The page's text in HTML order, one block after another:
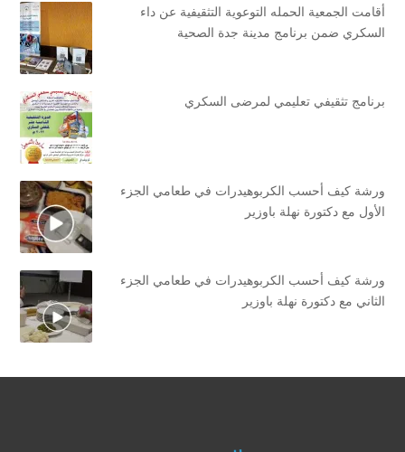
أقامت الجمعية الحمله التوعوية التثقيفية عن داء
السكري ضمن برنامج مدينة جدة الصحية
برنامج تثقيفي تعليمي لمرضى السكري
ورشة كيف أحسب الكربوهيدرات في طعامي الجزء
الأول مع دكتورة نهلة باوزير
ورشة كيف أحسب الكربوهيدرات في طعامي الجزء
الثاني مع دكتورة نهلة باوزير